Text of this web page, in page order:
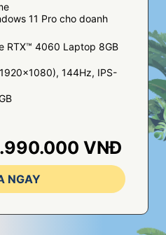
11 Pro cho doanh
RTX™ 4060 Laptop 8GB
144Hz, IPS-
VNĐ
NGAY